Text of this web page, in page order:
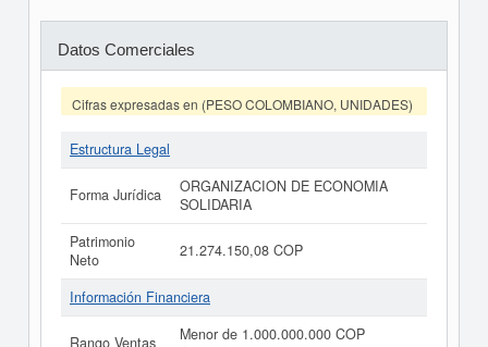
Datos Comerciales
Cifras expresadas en (PESO COLOMBIANO, UNIDADES)
Estructura Legal
Forma Jurídica
ORGANIZACION DE ECONOMIA
SOLIDARIA
Patrimonio
Neto
21.274.150,08 COP
Información Financiera
Rango Ventas
Menor de 1.000.000.000 COP